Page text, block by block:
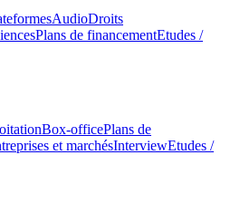
AudioDroits
Plans de financementEtudes /
Box-officePlans de
et marchésInterviewEtudes /